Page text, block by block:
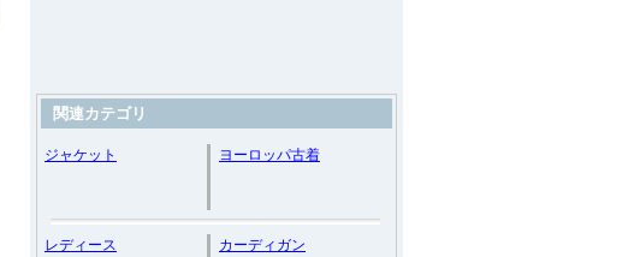
関連カテゴリ
ジャケット ヨーロッパ古着
レディース カーディガン